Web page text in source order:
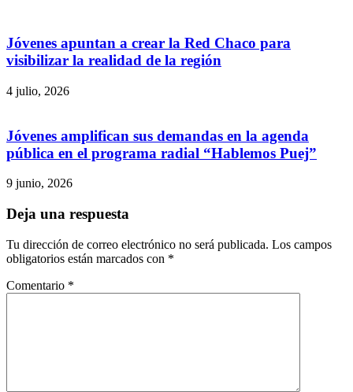
Jóvenes apuntan a crear la Red Chaco para
visibilizar la realidad de la región
4 julio, 2026
Jóvenes amplifican sus demandas en la agenda
pública en el programa radial “Hablemos Puej”
9 junio, 2026
Deja una respuesta
Tu dirección de correo electrónico no será publicada. Los campos
obligatorios están marcados con *
Comentario *